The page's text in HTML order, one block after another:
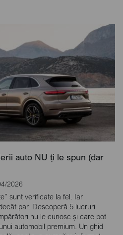
auto NU ți le spun (dar
2026
sunt verificate la fel. Iar
par. Descoperă 5 lucruri
nu le cunosc și care pot
automobil premium. Un ghid